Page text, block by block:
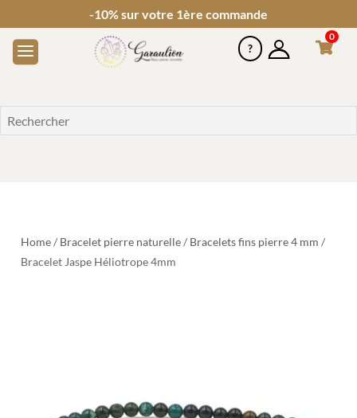
-10% sur votre 1ère commande
0
Home/ Bracelet pierre naturelle/ Bracelets fins pierre 4 mm /
Bracelet Jaspe Héliotrope 4mm